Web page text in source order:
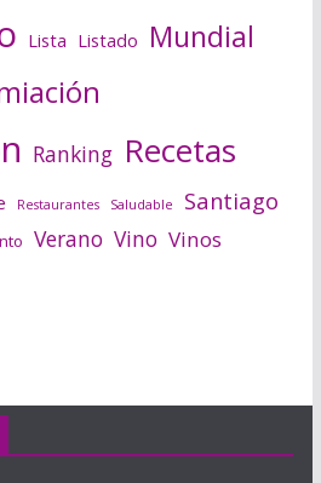
Lista Listado Mundial
Ranking Recetas
Restaurantes Saludable Santiago
Verano Vino Vinos